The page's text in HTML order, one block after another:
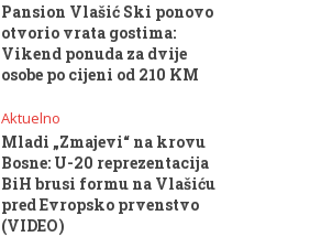
Pansion Vlašić Ski ponovo
otvorio vrata gostima:
Vikend ponuda za dvije
osobe po cijeni od 210 KM
Aktuelno
Mladi „Zmajevi“ na krovu
Bosne: U-20 reprezentacija
BiH brusi formu na Vlašiću
pred Evropsko prvenstvo
(VIDEO)